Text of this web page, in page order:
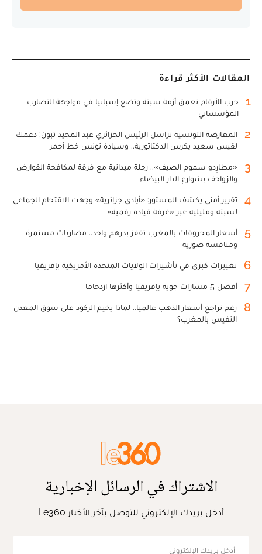
المقالات الأكثر قراءة
1
حرب الأرقام تعمق أزمة سبتة وتضع إسبانيا في مواجهة التضارب
المؤسساتي
2
المعارضة التونسية تراسل الرئيس الجزائري عبد المجيد تبون: دعمك
لقيس سعيد يكرس الدكتاتورية.. وسيادة تونس خط أحمر
3
«مطارِدو سموم الصيف».. رحلة ميدانية مع فرقة لمكافحة القوارض
والزواحف بشوارع الدار البيضاء
4
تقرير أمني يكشف المستور: «أيادي جزائرية» وجهت الاقتحام الجماعي
لسبتة ومليلية عبر «غرفة قيادة رقمية»
5
أسعار المحروقات بالمغرب تقفز بدرهم واحد.. مضاربات مستمرة
ومنافسة صورية
6 تغييرات كبرى في تأشيرات الولايات المتحدة الأمريكية بإفريقيا
7 أفضل 5 مسارات جوية بإفريقيا وأكثرها ازدحاما
8
رغم تراجع أسعار الذهب عالميا.. لماذا يخيم الركود على سوق المعدن
النفيس بالمغرب؟
الاشتراك في الرسائل الإخبارية
أدخل بريدك الإلكتروني للتوصل بآخر الأخبار Le360